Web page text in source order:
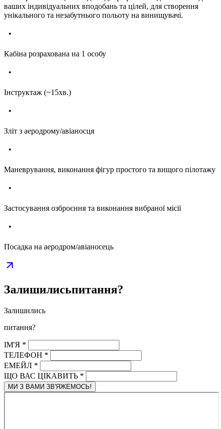
ваших індивідуальних вподобань та цілей, для створення
унікального та незабутнього польоту на винищувачі.
Кабіна розрахована на 1 особу
Інструктаж (~15хв.)
Зліт з аеродрому/авіаносця
Маневрування, виконання фігур простого та вищого пілотажу
Застосування озброєння та виконання вибраної місії
Посадка на аеродром/авіаносець
Залишилисьпитання?
Залишились
питання?
ІМ'Я *
ТЕЛЕФОН *
ЕМЕЙЛ *
ЩО ВАС ЦІКАВИТЬ *
МИ З ВАМИ ЗВ'ЯЖЕМОСЬ!